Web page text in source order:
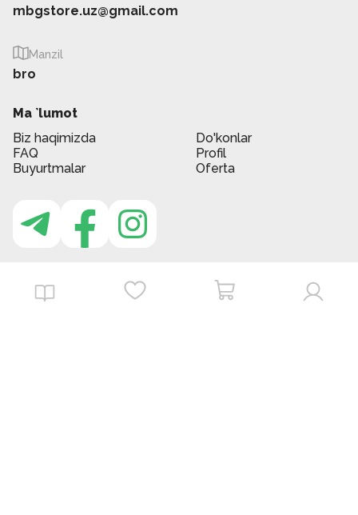
mbgstore.uz@gmail.com
Manzil
bro
Ma `lumot
Biz haqimizda
Do'konlar
FAQ
Profil
Buyurtmalar
Oferta
MBG do'kon ilovasi